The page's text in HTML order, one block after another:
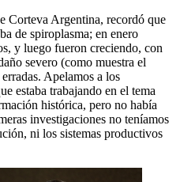
Corteva Argentina, recordó que
de spiroplasma; en enero
y luego fueron creciendo, con
severo (como muestra el
Apelamos a los
estaba trabajando en el tema
histórica, pero no había
investigaciones no teníamos
ni los sistemas productivos